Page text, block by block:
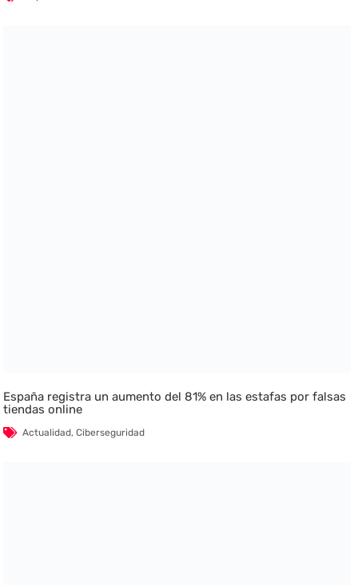
España registra un aumento del 81% en las estafas por falsas
tiendas online
Actualidad,Ciberseguridad